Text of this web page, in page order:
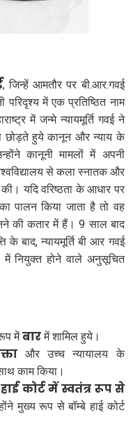
, जिन्हें आमतौर पर बी.आर.गवई
में एक प्रतिष्ठित नाम
में जन्मे न्यायमूर्ति गवई ने
छोड़ते हुये कानून और न्याय के
कानूनी मामलों में अपनी
से कला स्नातक और
यदि वरिष्ठता के आधार पर
पालन किया जाता है तो वह
की कतार में हैं। 9 साल बाद
के बाद, न्यायमूर्ति बी आर गवई
नियुक्त होने वाले अनुसूचित
मेंबारमें शामिल हुये।
और उच्च न्यायालय के
काम किया।
कोर्ट में स्वतंत्र रूप से
मुख्य रूप से बॉम्बे हाई कोर्ट